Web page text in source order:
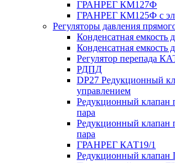
ГРАНРЕГ КМ127Ф
ГРАНРЕГ КМ125Ф с
Регуляторы давления
Конденсатная емкость
Конденсатная емкость
Регулятор перепада
РДПД
DP27 Редукционный
управлением
Редукционный
пара
Редукционный
пара
ГРАНРЕГ КАТ19/1
Редукционный клапан